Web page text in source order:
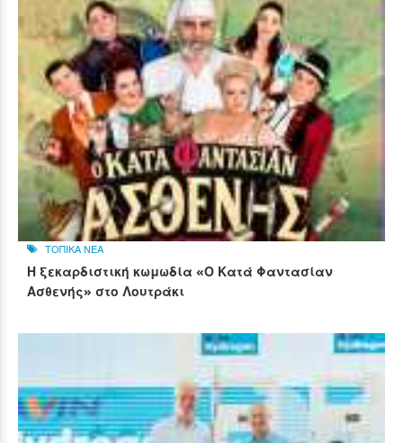
ΤΟΠΙΚΑ ΝΕΑ
Η ξεκαρδιστική κωμωδία «Ο Κατά Φαντασίαν
Ασθενής» στο Λουτράκι